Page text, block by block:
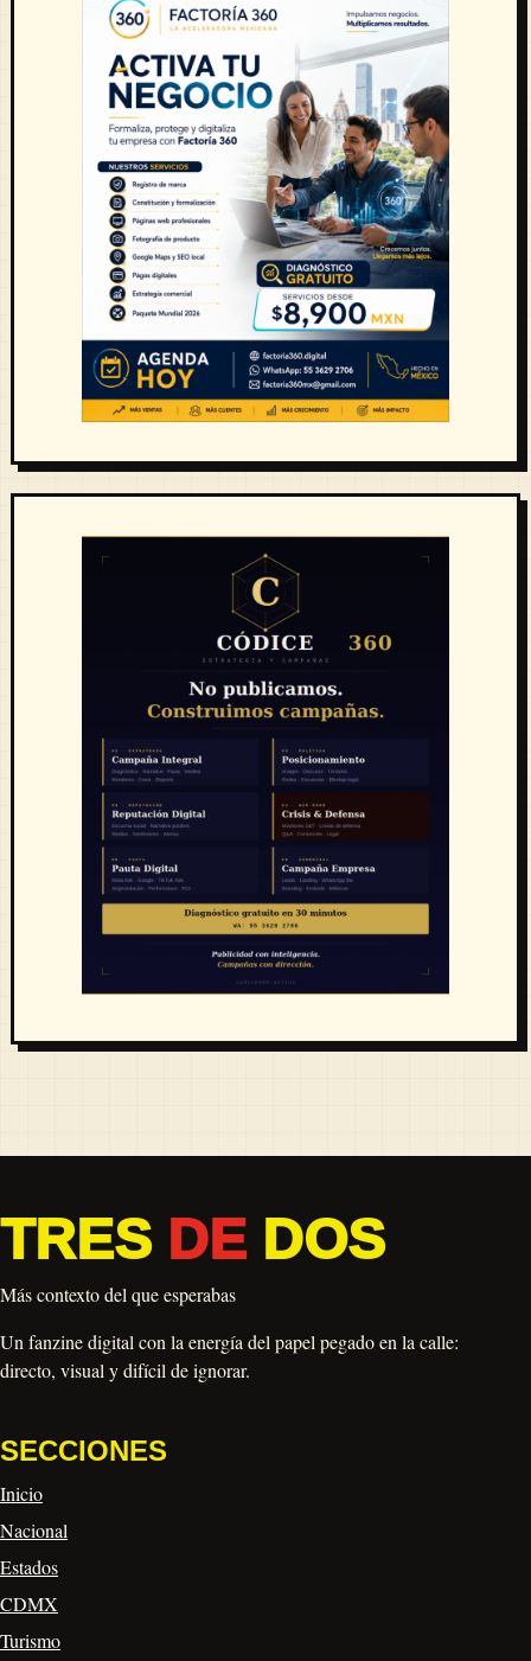
TRES DEDOS
Más contexto del que esperabas
Un fanzine digital con la energía del papel pegado en la calle:
directo, visual y difícil de ignorar.
SECCIONES
Inicio
Nacional
Estados
CDMX
Turismo